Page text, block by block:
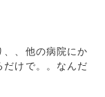
、、他の病院にか
だけで。。なんだ